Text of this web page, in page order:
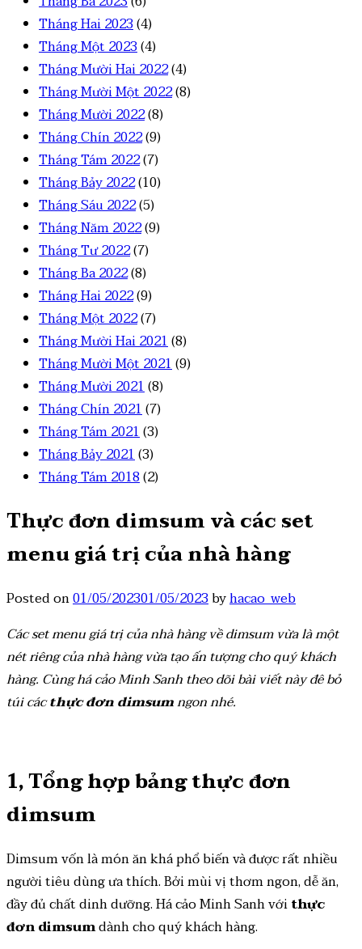
Tháng Hai 2023(4)
Tháng Một 2023(4)
Tháng Mười Hai 2022(4)
Tháng Mười Một 2022(8)
Tháng Mười 2022(8)
Tháng Chín 2022(9)
Tháng Tám 2022(7)
Tháng Bảy 2022(10)
Tháng Sáu 2022(5)
Tháng Năm 2022(9)
Tháng Tư 2022(7)
Tháng Ba 2022(8)
Tháng Hai 2022(9)
Tháng Một 2022(7)
Tháng Mười Hai 2021(8)
Tháng Mười Một 2021(9)
Tháng Mười 2021(8)
Tháng Chín 2021(7)
Tháng Tám 2021(3)
Tháng Bảy 2021(3)
Tháng Tám 2018(2)
Thực đơn dimsum và các set
menu giá trị của nhà hàng
Posted on01/05/202301/05/2023byhacao_web
Các set menu giá trị của nhà hàng về dimsum vừa là một
nét riêng của nhà hàng vừa tạo ấn tượng cho quý khách
hàng. Cùng há cảo Minh Sanh theo dõi bài viết này đê bỏ
túi cácthực đơn dimsumngon nhé.
1, Tổng hợp bảng thực đơn
dimsum
Dimsum vốn là món ăn khá phổ biến và được rất nhiều
người tiêu dùng ưa thích. Bởi mùi vị thơm ngon, dễ ăn,
đầy đủ chất dinh dưỡng. Há cảo Minh Sanh vớithực
đơn dimsumdành cho quý khách hàng.